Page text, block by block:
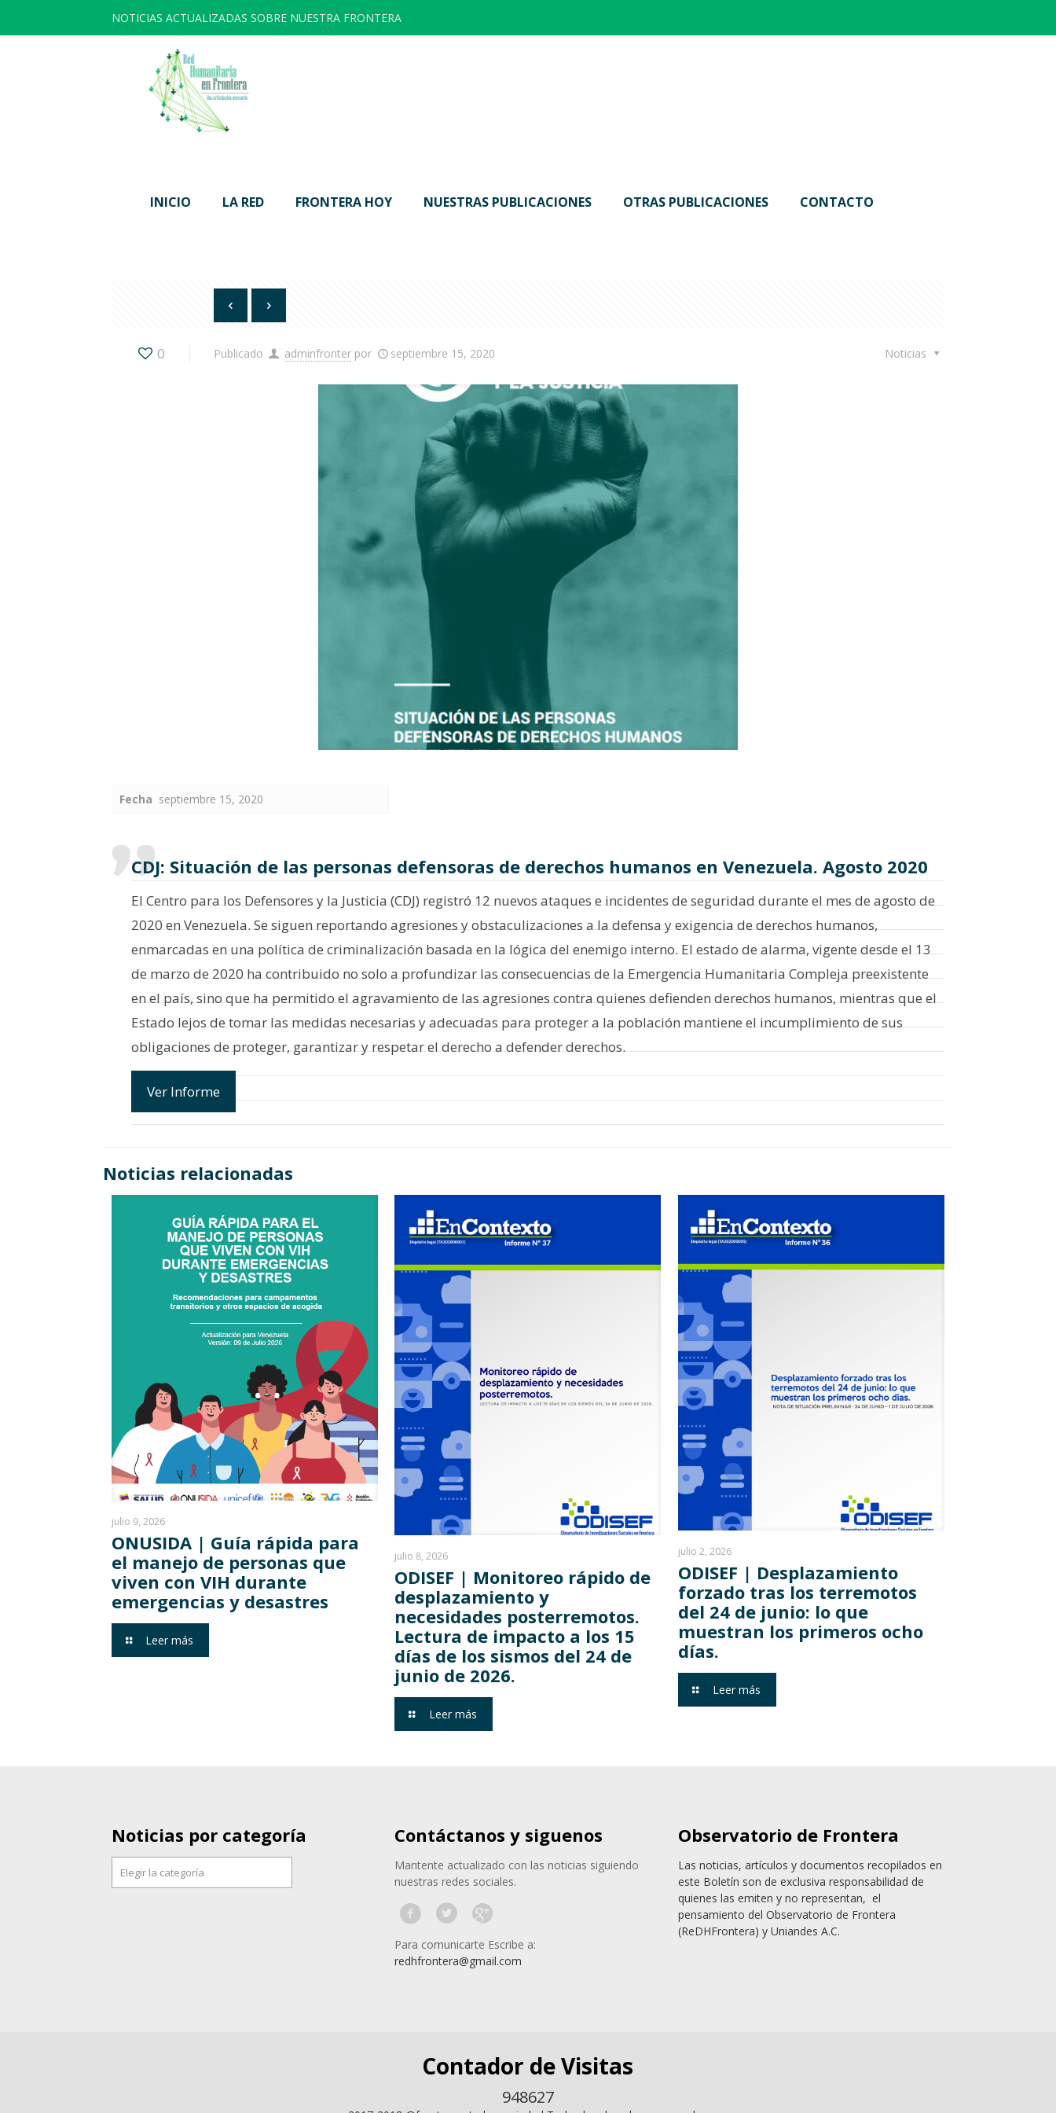
NOTICIAS ACTUALIZADAS SOBRE NUESTRA FRONTERA
INICIO LA RED FRONTERA HOY NUESTRAS PUBLICACIONES OTRAS PUBLICACIONES CONTACTO
0 Publicado adminfronter por septiembre 15, 2020 Noticias
Fecha septiembre 15, 2020
CDJ: Situación de las personas defensoras de derechos humanos en Venezuela. Agosto 2020
El Centro para los Defensores y la Justicia (CDJ) registró 12 nuevos ataques e incidentes de seguridad durante el mes de agosto de
2020 en Venezuela. Se siguen reportando agresiones y obstaculizaciones a la defensa y exigencia de derechos humanos,
enmarcadas en una política de criminalización basada en la lógica del enemigo interno. El estado de alarma, vigente desde el 13
de marzo de 2020 ha contribuido no solo a profundizar las consecuencias de la Emergencia Humanitaria Compleja preexistente
en el país, sino que ha permitido el agravamiento de las agresiones contra quienes defienden derechos humanos, mientras que el
Estado lejos de tomar las medidas necesarias y adecuadas para proteger a la población mantiene el incumplimiento de sus
obligaciones de proteger, garantizar y respetar el derecho a defender derechos.
Ver Informe
Noticias relacionadas
julio 9, 2026
ONUSIDA | Guía rápida para
el manejo de personas que
viven con VIH durante
emergencias y desastres
Leer más
julio 8, 2026
ODISEF | Monitoreo rápido de
desplazamiento y
necesidades posterremotos.
Lectura de impacto a los 15
días de los sismos del 24 de
junio de 2026.
Leer más
julio 2, 2026
ODISEF | Desplazamiento
forzado tras los terremotos
del 24 de junio: lo que
muestran los primeros ocho
días.
Leer más
Noticias por categoría
por
Contáctanos y siguenos
Mantente actualizado con las noticias siguiendo
nuestras redes sociales.
Para comunicarte Escribe a:
redhfrontera@gmail.com
Observatorio de Frontera
Las noticias, artículos y documentos recopilados en
este Boletín son de exclusiva responsabilidad de
quienes las emiten y no representan, el
pensamiento del Observatorio de Frontera
(ReDHFrontera) y Uniandes A.C.
Contador de Visitas
948627